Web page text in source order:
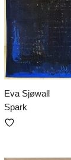
Eva Sjøwall
Spark